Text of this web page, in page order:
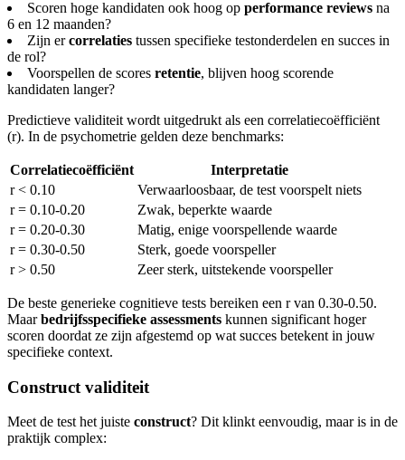
Scoren hoge kandidaten ook hoog op performance reviews na
6 en 12 maanden?
Zijn ercorrelaties tussen specifieke testonderdelen en succes in
de rol?
Voorspellen de scores retentie, blijven hoog scorende
kandidaten langer?
Predictieve validiteit wordt uitgedrukt als een correlatiecoëfficiënt
(r). In de psychometrie gelden deze benchmarks:
Correlatiecoëfficiënt
Interpretatie
r < 0.10
Verwaarloosbaar, de test voorspelt niets
r = 0.10-0.20
Zwak, beperkte waarde
r = 0.20-0.30
Matig, enige voorspellende waarde
r = 0.30-0.50
Sterk, goede voorspeller
r > 0.50
Zeer sterk, uitstekende voorspeller
De beste generieke cognitieve tests bereiken een r van 0.30-0.50.
Maarbedrijfsspecifieke assessments kunnen significant hoger
scoren doordat ze zijn afgestemd op wat succes betekent in jouw
specifieke context.
Construct validiteit
Meet de test het juiste construct? Dit klinkt eenvoudig, maar is in de
praktijk complex: